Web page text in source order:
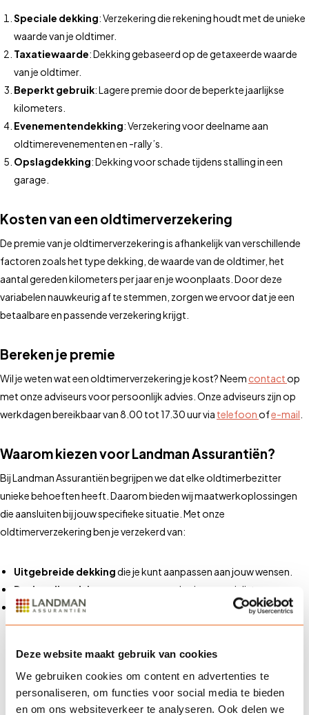
Deze website maakt gebruik van cookies
We gebruiken cookies om content en advertenties te
personaliseren, om functies voor social media te bieden
en om ons websiteverkeer te analyseren. Ook delen we
Speciale dekking: Verzekering die rekening houdt met de unieke
waarde van je oldtimer.
Taxatiewaarde: Dekking gebaseerd op de getaxeerde waarde
van je oldtimer.
Beperkt gebruik: Lagere premie door de beperkte jaarlijkse
kilometers.
Evenementendekking: Verzekering voor deelname aan
oldtimerevenementen en -rally’s.
Opslagdekking: Dekking voor schade tijdens stalling in een
garage.
Kosten van een oldtimerverzekering
De premie van je oldtimerverzekering is afhankelijk van verschillende
factoren zoals het type dekking, de waarde van de oldtimer, het
aantal gereden kilometers per jaar en je woonplaats. Door deze
variabelen nauwkeurig af te stemmen, zorgen we ervoor dat je een
betaalbare en passende verzekering krijgt.
Bereken je premie
Wil je weten wat een oldtimerverzekering je kost? Neem contactop
met onze adviseurs voor persoonlijk advies. Onze adviseurs zijn op
werkdagen bereikbaar van 8.00 tot 17.30 uur via telefoonofe-mail
Waarom kiezen voor Landman Assurantiën?
Bij Landman Assurantiën begrijpen we dat elke oldtimerbezitter
unieke behoeften heeft. Daarom bieden wij maatwerkoplossingen
die aansluiten bij jouw specifieke situatie. Met onze
oldtimerverzekering ben je verzekerd van:
Uitgebreide dekkingdie je kunt aanpassen aan jouw wensen.
Deskundig advies
van ervaren verzekeringsspecialisten.
Uitstekende service
bij schadeafhandeling en herstel.
Veelgestelde vragen